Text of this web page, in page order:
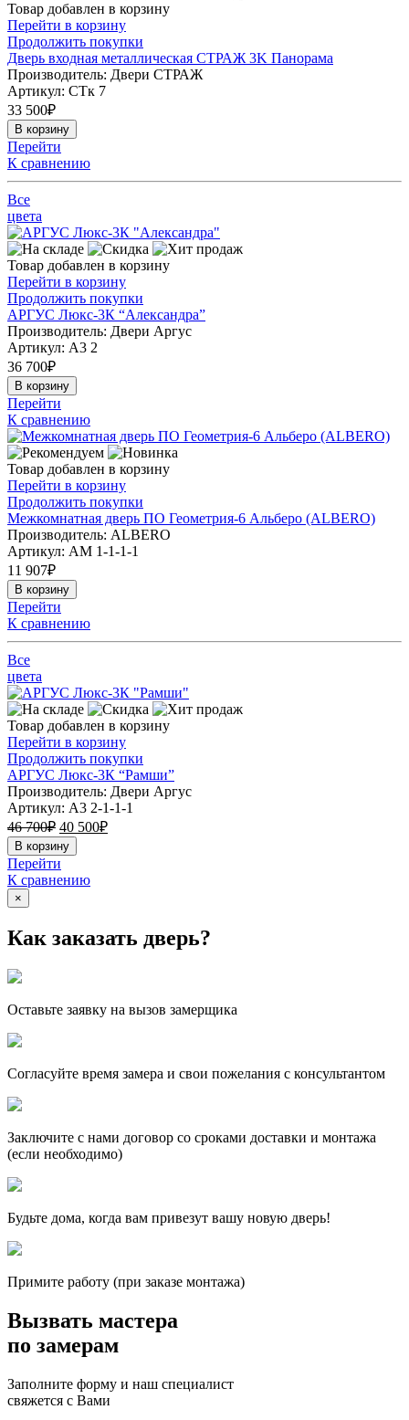
Товар добавлен в корзину
Перейти в корзину
Продолжить покупки
Дверь входная металлическая СТРАЖ 3K Панорама
Производитель: Двери СТРАЖ
Артикул: СТк 7
33 500₽
В корзину
Перейти
К сравнению
Все
цвета
Товар добавлен в корзину
Перейти в корзину
Продолжить покупки
АРГУС Люкс-3К “Александра”
Производитель: Двери Аргус
Артикул: А3 2
36 700₽
В корзину
Перейти
К сравнению
Товар добавлен в корзину
Перейти в корзину
Продолжить покупки
Межкомнатная дверь ПО Геометрия-6 Альберо (ALBERO)
Производитель: ALBERO
Артикул: АМ 1-1-1-1
11 907₽
В корзину
Перейти
К сравнению
Все
цвета
Товар добавлен в корзину
Перейти в корзину
Продолжить покупки
АРГУС Люкс-3К “Рамши”
Производитель: Двери Аргус
Артикул: А3 2-1-1-1
46 700₽ 40 500₽
В корзину
Перейти
К сравнению
×
Как заказать дверь?
Оставьте заявку на вызов замерщика
Согласуйте время замера и свои пожелания с консультантом
Заключите с нами договор со сроками доставки и монтажа
(если необходимо)
Будьте дома, когда вам привезут вашу новую дверь!
Примите работу (при заказе монтажа)
Вызвать мастера
по замерам
Заполните форму и наш специалист
свяжется с Вами